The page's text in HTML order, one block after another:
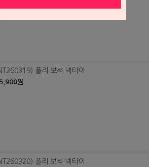
폴리 보석 넥타이
원
폴리 보석 넥타이